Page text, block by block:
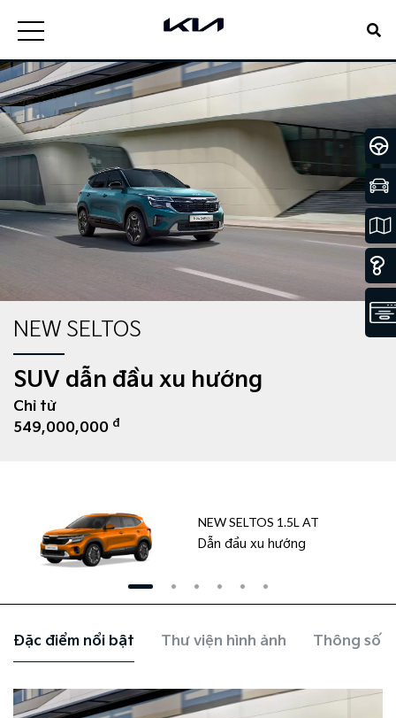
NEW SELTOS
SUV dẫn đầu xu hướng
Chỉ từ
549,000,000 đ
NEW SELTOS 1.5L AT
Dẫn đầu xu hướng
Đặc điểm nổi bật Thư viện hình ảnh Thông số